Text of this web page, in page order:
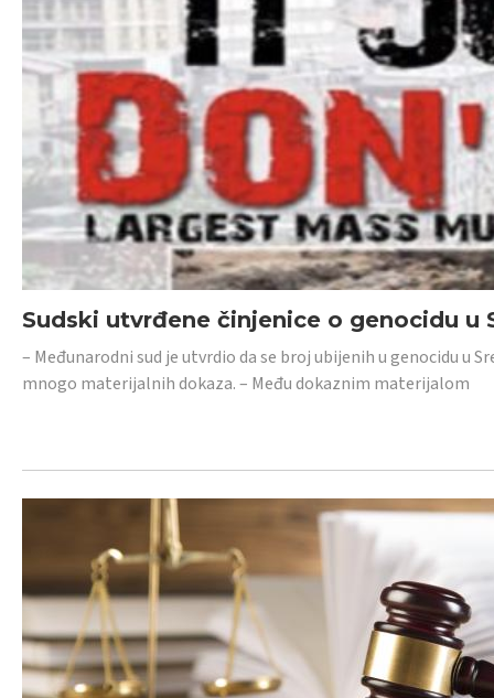
Sudski utvrđene činjenice o genocidu u
– Međunarodni sud je utvrdio da se broj ubijenih u genocidu u
mnogo materijalnih dokaza. – Među dokaznim materijalom